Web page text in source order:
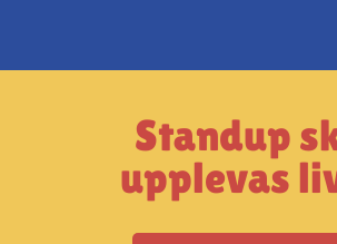
StandUpSverige PODDEN
Standup
upplevas